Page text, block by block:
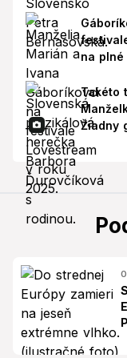
na plné
Takéto
Žiadny